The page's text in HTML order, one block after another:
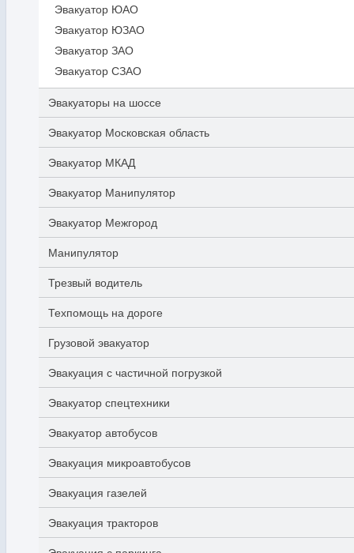
Эвакуатор ЮАО
Эвакуатор ЮЗАО
Эвакуатор ЗАО
Эвакуатор СЗАО
Эвакуаторы на шоссе
Эвакуатор Московская область
Эвакуатор МКАД
Эвакуатор Манипулятор
Эвакуатор Межгород
Манипулятор
Трезвый водитель
Техпомощь на дороге
Грузовой эвакуатор
Эвакуация с частичной погрузкой
Эвакуатор спецтехники
Эвакуатор автобусов
Эвакуация микроавтобусов
Эвакуация газелей
Эвакуация тракторов